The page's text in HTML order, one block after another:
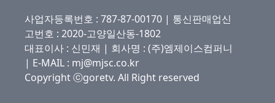
사업자등록번호 : 787-87-00170 | 통신판매업신
고번호 : 2020-고양일산동-1802
대표이사 : 신민재 | 회사명 : (주)엠제이스컴퍼니
| E-MAIL : mj@mjsc.co.kr
Copyright ⓒgoretv. All Right reserved